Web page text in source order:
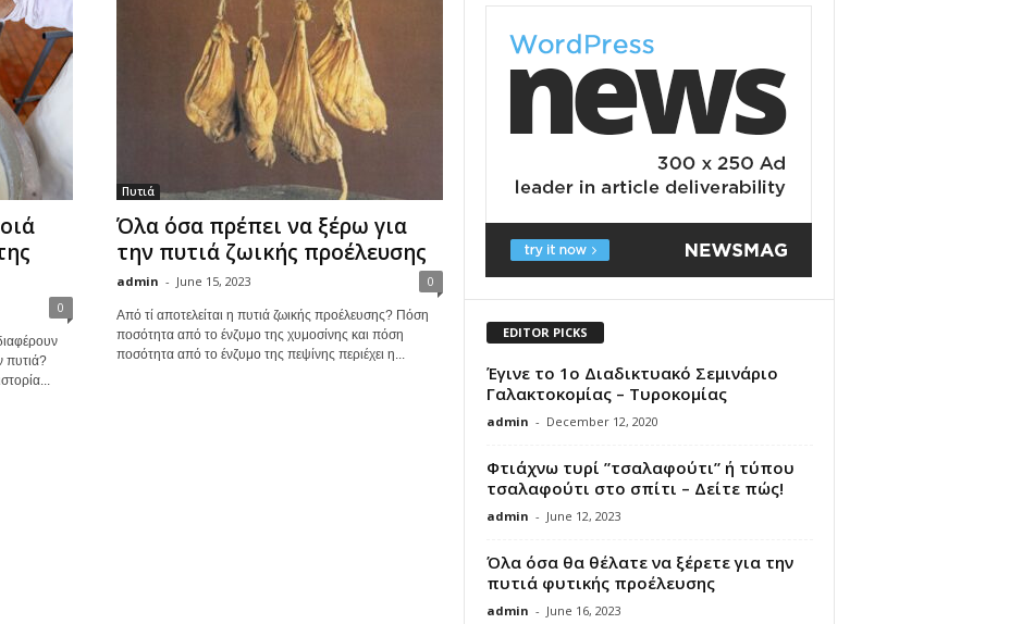
0
πυτιά?
Πυτιά
Όλα όσα πρέπει να ξέρω για
την πυτιά ζωικής προέλευσης
admin - June 15, 2023 0
Από τί αποτελείται η πυτιά ζωικής προέλευσης? Πόση
ποσότητα από το ένζυμο της χυμοσίνης και πόση
ποσότητα από το ένζυμο της πεψίνης περιέχει η...
EDITOR PICKS
Έγινε το 1o Διαδικτυακό Σεμινάριο
Γαλακτοκομίας – Τυροκομίας
admin - December 12, 2020
Φτιάχνω τυρί ”τσαλαφούτι” ή τύπου
τσαλαφούτι στο σπίτι – Δείτε πώς!
admin - June 12, 2023
Όλα όσα θα θέλατε να ξέρετε για την
πυτιά φυτικής προέλευσης
admin - June 16, 2023